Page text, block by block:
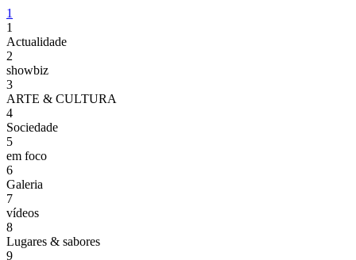
1
1
Actualidade
2
showbiz
3
ARTE & CULTURA
4
Sociedade
5
em foco
6
Galeria
7
vídeos
8
Lugares & sabores
9